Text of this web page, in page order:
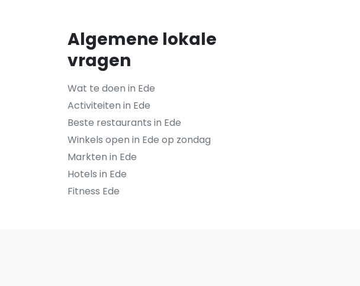
Algemene lokale
vragen
Wat te doen in Ede
Activiteiten in Ede
Beste restaurants in Ede
Winkels open in Ede op zondag
Markten in Ede
Hotels in Ede
Fitness Ede